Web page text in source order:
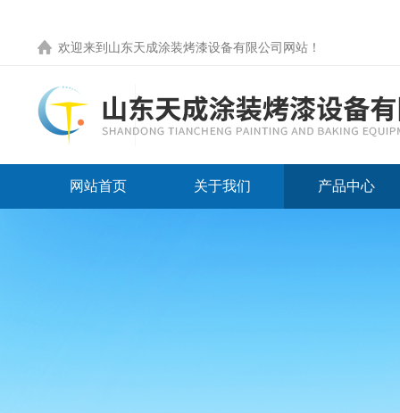
欢迎来到 山东天成涂装烤漆设备有限公司网站 ！
网站首页 关于我们 产品中心